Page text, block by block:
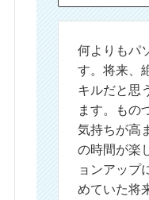
何よりもパ
す。将来、
キルだと思
ます。もの
気持ちが高
の時間が楽
ョンアップ
めていた将